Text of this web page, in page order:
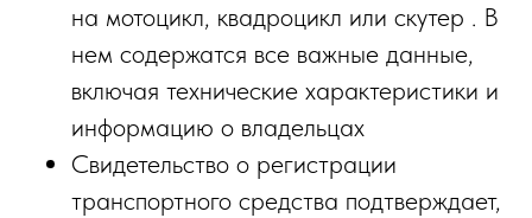
на мотоцикл, квадроцикл или скутер . В
нем содержатся все важные данные,
включая технические характеристики и
информацию о владельцах
Свидетельство о регистрации
транспортного средства подтверждает,